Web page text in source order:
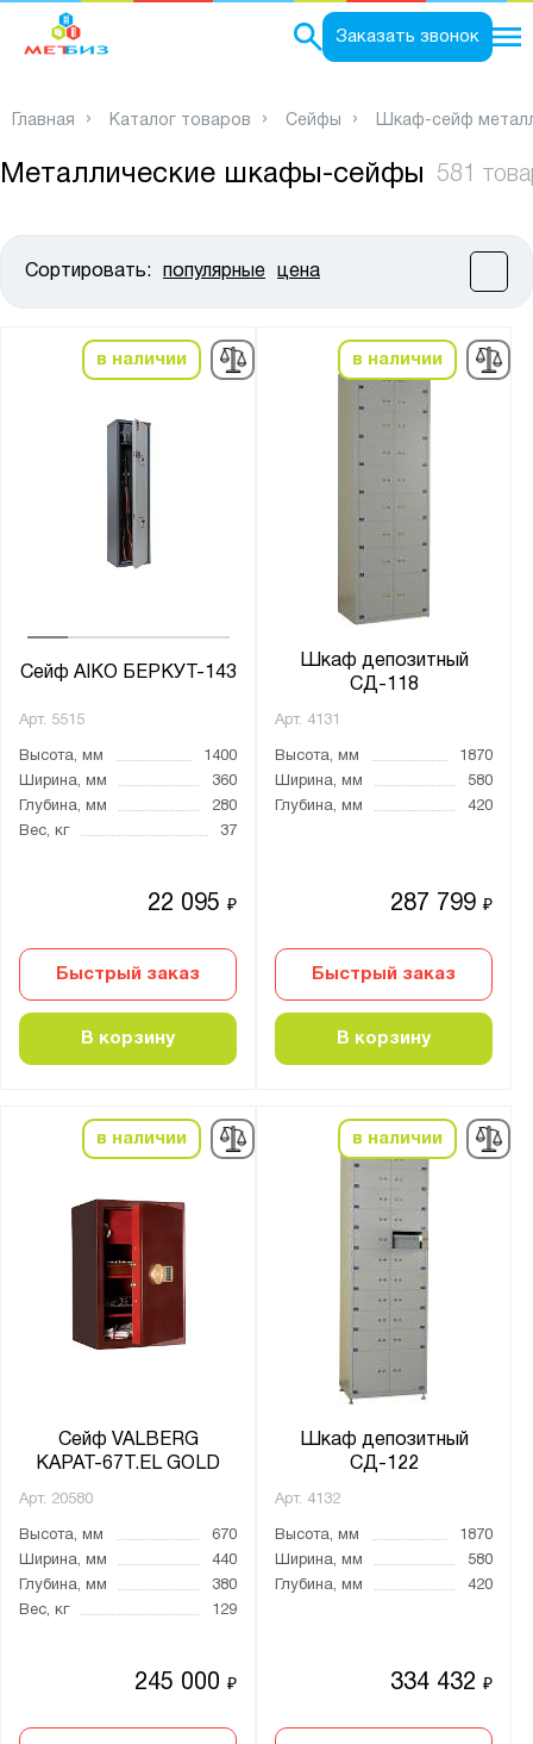
Заказать звонок
Главная Каталог товаров Сейфы Шкаф-сейф
Металлические шкафы-сейфы 581
Сортировать: популярные цена
в наличии
Сейф AIKO БЕРКУТ-143
Арт. 5515
Высота, мм
1400
Ширина, мм
360
Глубина, мм
280
Вес, кг
37
22 095₽
Быстрый заказ
В корзину
в наличии
Шкаф депозитный
СД-118
Арт. 4131
Высота, мм
1870
Ширина, мм
580
Глубина, мм
420
287 799₽
Быстрый заказ
В корзину
в наличии
Сейф VALBERG
КАРАТ-67Т.EL GOLD
Арт. 20580
Высота, мм
670
Ширина, мм
440
Глубина, мм
380
Вес, кг
129
245 000₽
в наличии
Шкаф депозитный
СД-122
Арт. 4132
Высота, мм
1870
Ширина, мм
580
Глубина, мм
420
334 432₽
Ширина, мм:
Класс взломостойкости:
0 класс
2 класс
4 класс
S1 класс
S2 класс
нет
Количество полок, шт.:
лаковое
натуральное дерево
порошковое
Нагрузка на полку, кг: